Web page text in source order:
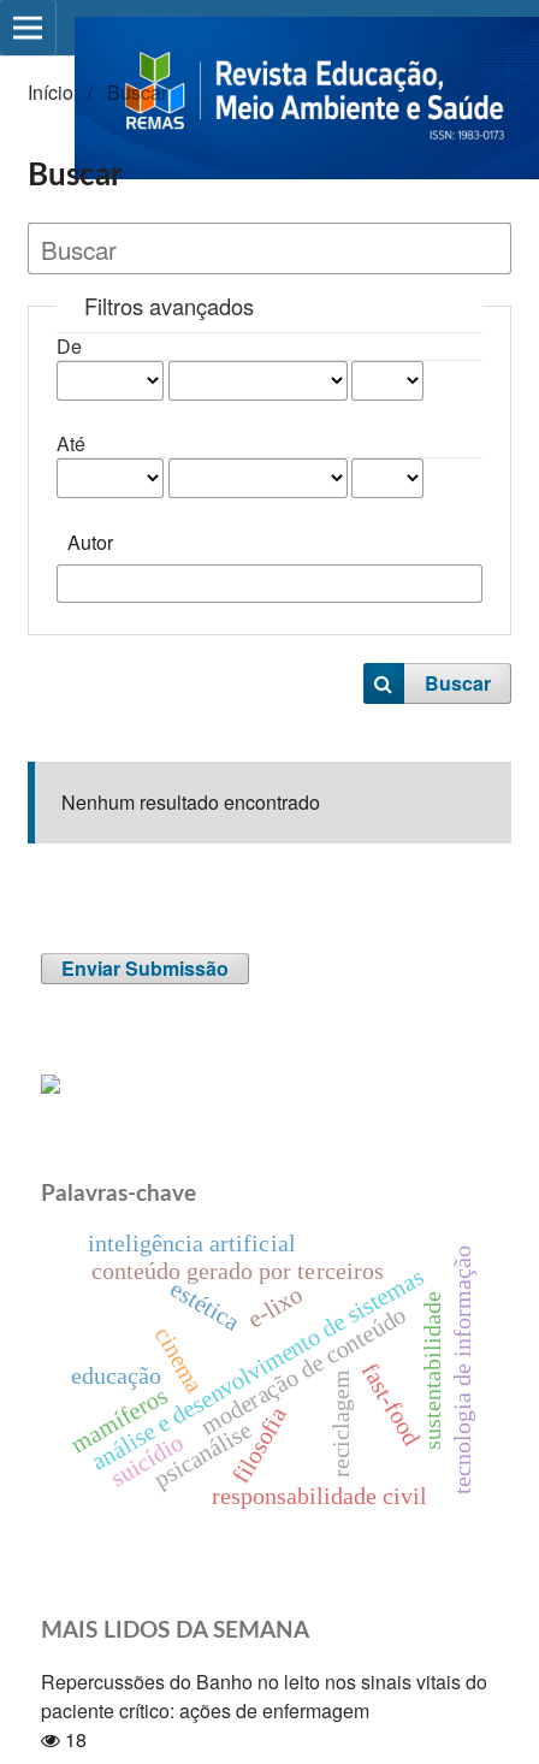
Início / Buscar
Buscar
Filtros avançados
De
Até
Autor
Buscar
Nenhum resultado encontrado
Enviar Submissão
Palavras-chave
análise e desenvolvimento de sistemas
e-lixo
reciclagem sustentabilidade
responsabilidade civil
conteúdo gerado por terceiros
inteligência artificial
moderação de conteúdo
estética
cinema
filosofia
psicanálise
educação tecnologia de informação
mamíferos fast-food
suicídio
MAIS LIDOS DA SEMANA
Repercussões do Banho no leito nos sinais vitais do
paciente crítico: ações de enfermagem
18